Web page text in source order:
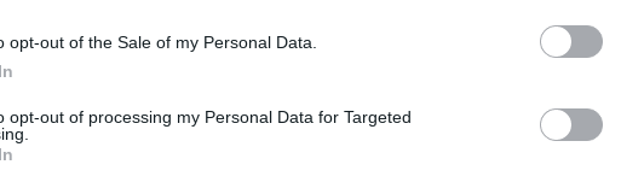
opt-out of the Sale of my Personal Data.
opt-out of processing my Personal Data for Targeted
e nella risoluzione della nebbia
da continui sbalzi glicemici, porta
il cervello dipende esclusivamente dal
ai cali glicemici, influenzando